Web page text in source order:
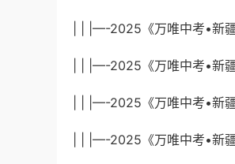
| | |—-2025《万唯中考•新
| | |—-2025《万唯中考•新
| | |—-2025《万唯中考•新
| | |—-2025《万唯中考•新